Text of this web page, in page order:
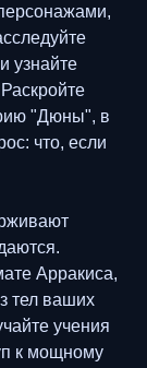
узнайте
"Дюны", в
что, если
Арракиса,
тел ваших
учения
к мощному